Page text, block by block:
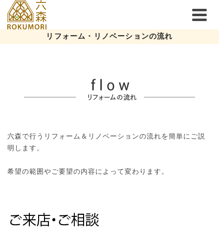
リフォーム・リノベーションの流れ
六森で行うリフォーム＆リノベーションの流れを簡単にご説
明します。
希望の範囲やご要望の内容によって変わります。